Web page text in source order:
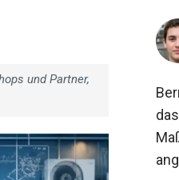
und Partner,